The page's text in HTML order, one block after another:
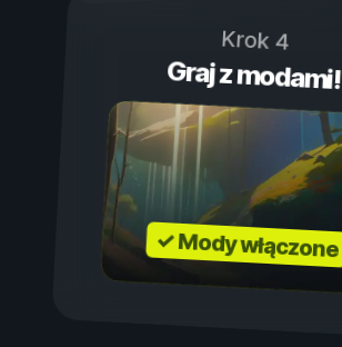
Krok 4
Graj z modami!
✓ Mody włączone